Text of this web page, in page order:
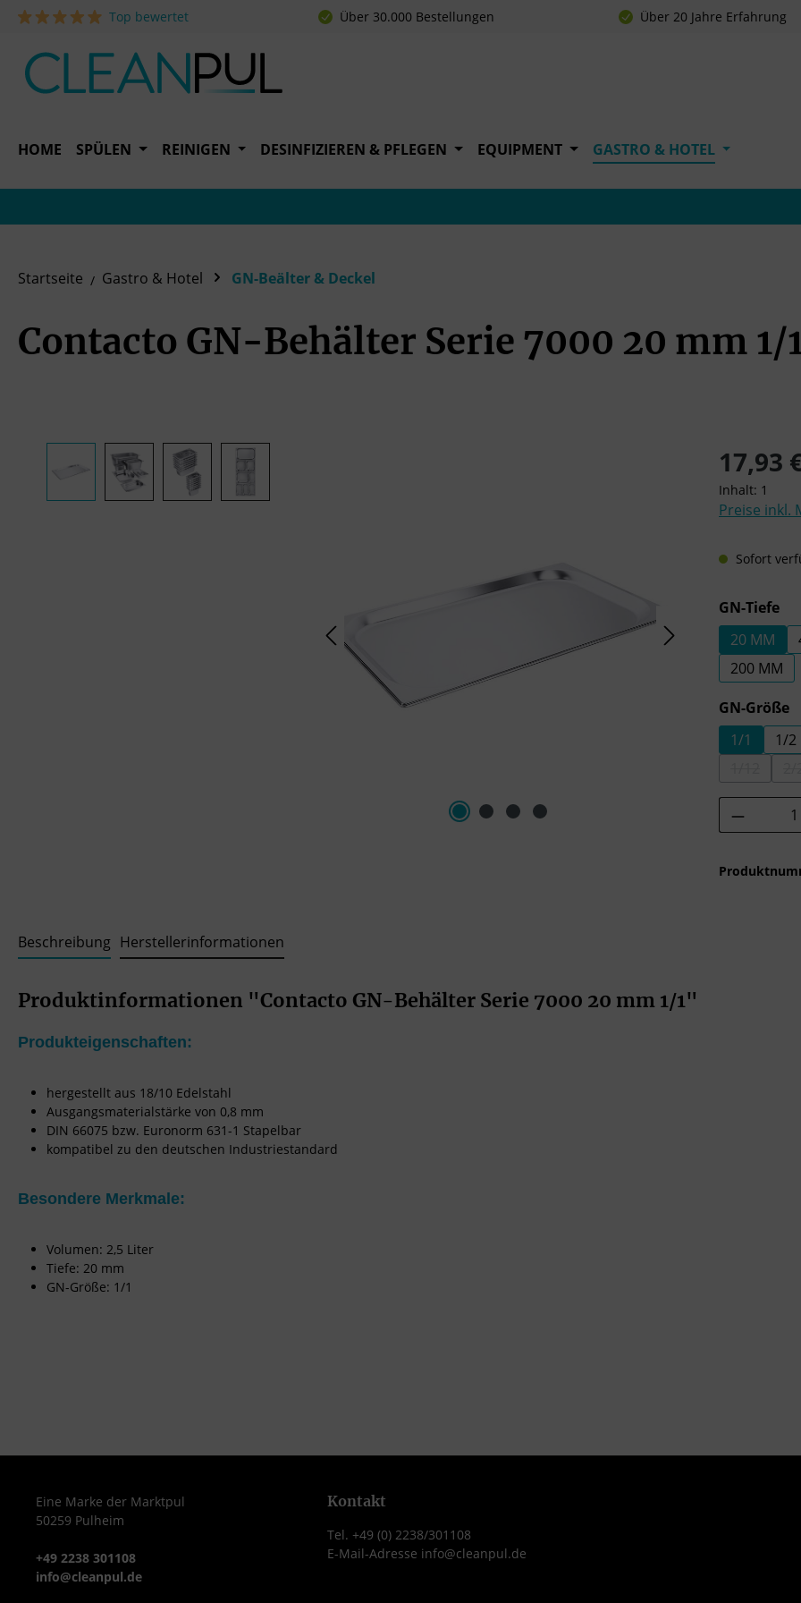
Hauptinhalt springen
Zur Suche springen
Zur Hauptnavigation springen
Top bewertet Über 30.000 Bestellungen Über 20 Jahre Erfahrung
HOME SPÜLEN REINIGEN DESINFIZIEREN & PFLEGEN EQUIPMENT GASTRO & HOTEL
Startseite Gastro & Hotel GN-Beälter & Deckel
Contacto GN-Behälter Serie 7000 20 mm 1/
Bildergalerie überspringen Regulärer
17,93
Inhalt: 1
Preise inkl.
Sofort
GN-Tiefe
20 MM
200 MM
GN-Größe
1/1
1/2
(DIESE
Beschreibung Herstellerinformationen
Produktinformationen "Contacto GN-Behälter Serie 7000 20 mm 1/1"
Produkteigenschaften:
hergestellt aus 18/10 Edelstahl
Ausgangsmaterialstärke von 0,8 mm
DIN 66075 bzw. Euronorm 631-1 Stapelbar
kompatibel zu den deutschen Industriestandard
Besondere Merkmale:
Volumen: 2,5 Liter
Tiefe: 20 mm
GN-Größe: 1/1
Eine Marke der Marktpul
50259 Pulheim
+49 2238 301108
info@cleanpul.de
Kontakt
Tel. +49 (0) 2238/301108
E-Mail-Adresse info@cleanpul.de